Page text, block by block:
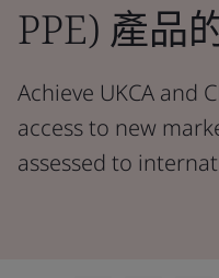
PPE) 產品
Achieve UKCA and
access to new
assessed to